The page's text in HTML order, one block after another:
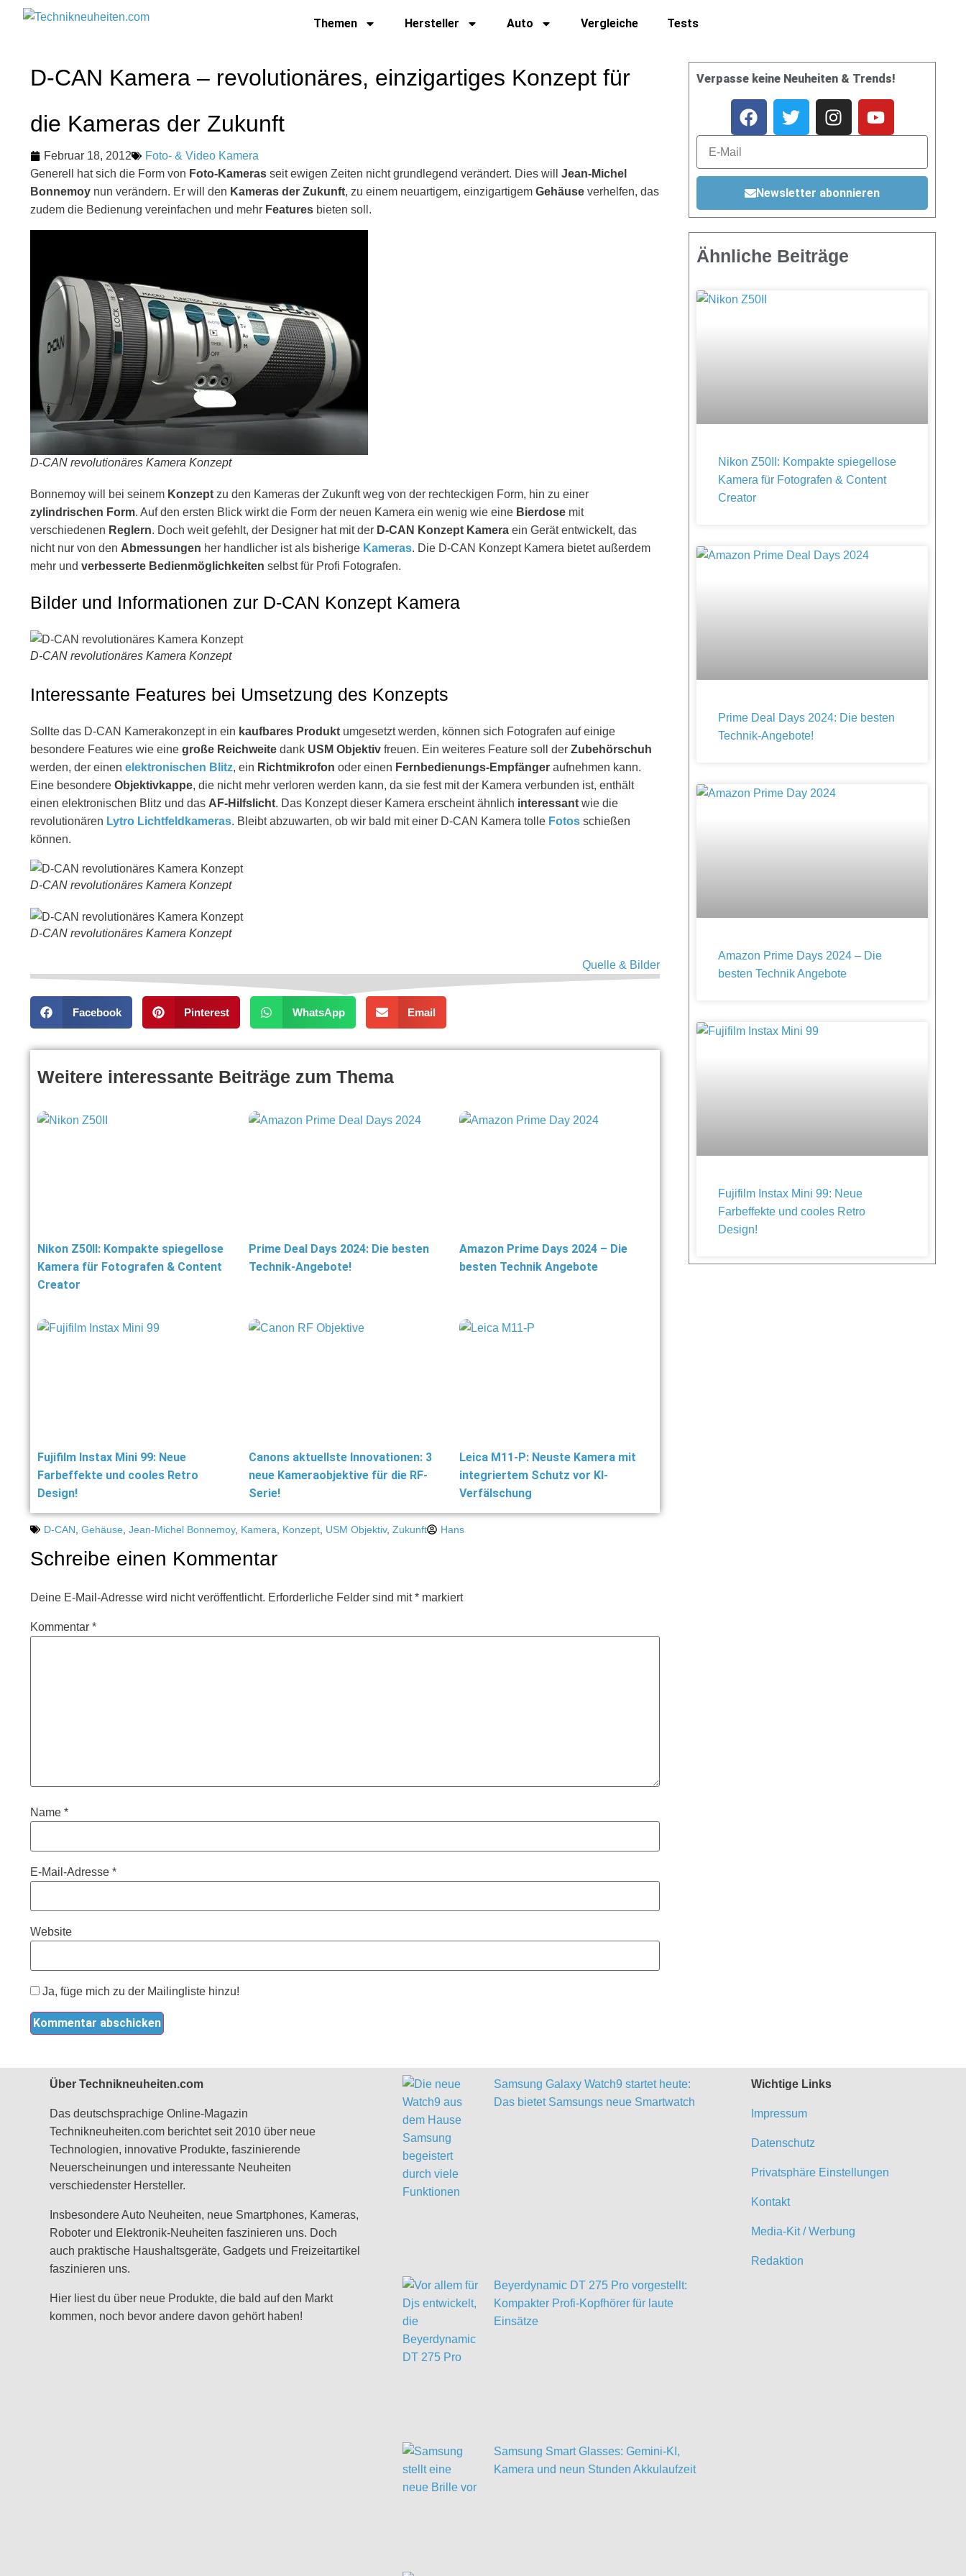
Themen Hersteller Auto Vergleiche Tests
D-CAN Kamera – revolutionäres, einzigartiges Konzept für
die Kameras der Zukunft
Februar 18, 2012
Foto- & Video Kamera
Generell hat sich die Form von Foto-Kameras seit ewigen Zeiten nicht grundlegend verändert. Dies will Jean-Michel
Bonnemoy nun verändern. Er will den Kameras der Zukunft, zu einem neuartigem, einzigartigem Gehäuse verhelfen, das
zudem die Bedienung vereinfachen und mehr Features bieten soll.
D-CAN revolutionäres Kamera Konzept
Bonnemoy will bei seinem Konzept zu den Kameras der Zukunft weg von der rechteckigen Form, hin zu einer
zylindrischen Form. Auf den ersten Blick wirkt die Form der neuen Kamera ein wenig wie eine Bierdose mit
verschiedenen Reglern. Doch weit gefehlt, der Designer hat mit der D-CAN Konzept Kamera ein Gerät entwickelt, das
nicht nur von den Abmessungen her handlicher ist als bisherige Kameras. Die D-CAN Konzept Kamera bietet außerdem
mehr und verbesserte Bedienmöglichkeiten selbst für Profi Fotografen.
Bilder und Informationen zur D-CAN Konzept Kamera
D-CAN revolutionäres Kamera Konzept
Interessante Features bei Umsetzung des Konzepts
Sollte das D-CAN Kamerakonzept in ein kaufbares Produkt umgesetzt werden, können sich Fotografen auf einige
besondere Features wie eine große Reichweite dank USM Objektiv freuen. Ein weiteres Feature soll der Zubehörschuh
werden, der einen elektronischen Blitz, ein Richtmikrofon oder einen Fernbedienungs-Empfänger aufnehmen kann.
Eine besondere Objektivkappe, die nicht mehr verloren werden kann, da sie fest mit der Kamera verbunden ist, enthält
einen elektronischen Blitz und das AF-Hilfslicht. Das Konzept dieser Kamera erscheint ähnlich interessant wie die
revolutionären Lytro Lichtfeldkameras. Bleibt abzuwarten, ob wir bald mit einer D-CAN Kamera tolle Fotos schießen
können.
D-CAN revolutionäres Kamera Konzept
D-CAN revolutionäres Kamera Konzept
Quelle & Bilder
Facebook Pinterest WhatsApp Email
Weitere interessante Beiträge zum Thema
Nikon Z50II: Kompakte spiegellose
Kamera für Fotografen & Content
Creator
Prime Deal Days 2024: Die besten
Technik-Angebote!
Amazon Prime Days 2024 – Die
besten Technik Angebote
Fujifilm Instax Mini 99: Neue
Farbeffekte und cooles Retro
Design!
Canons aktuellste Innovationen: 3
neue Kameraobjektive für die RF-
Serie!
Leica M11-P: Neuste Kamera mit
integriertem Schutz vor KI-
Verfälschung
D-CAN Gehäuse Jean-Michel Bonnemoy, Kamera Konzept USM Objektiv, Zukunft Hans
Schreibe einen Kommentar
Deine E-Mail-Adresse wird nicht veröffentlicht. Erforderliche Felder sind mit* markiert
Kommentar *
Name *
E-Mail-Adresse *
Website
Ja, füge mich zu der Mailingliste hinzu!
Verpasse keine Neuheiten & Trends!
Newsletter abonnieren
Ähnliche Beiträge
Nikon Z50II: Kompakte spiegellose
Kamera für Fotografen & Content
Creator
Prime Deal Days 2024: Die besten
Technik-Angebote!
Amazon Prime Days 2024 – Die
besten Technik Angebote
Fujifilm Instax Mini 99: Neue
Farbeffekte und cooles Retro
Design!
Über Technikneuheiten.com
Das deutschsprachige Online-Magazin
Technikneuheiten.com berichtet seit 2010 über neue
Technologien, innovative Produkte, faszinierende
Neuerscheinungen und interessante Neuheiten
verschiedenster Hersteller.
Insbesondere Auto Neuheiten, neue Smartphones, Kameras,
Roboter und Elektronik-Neuheiten faszinieren uns. Doch
auch praktische Haushaltsgeräte, Gadgets und Freizeitartikel
faszinieren uns.
Hier liest du über neue Produkte, die bald auf den Markt
kommen, noch bevor andere davon gehört haben!
Samsung Galaxy Watch9 startet heute:
Das bietet Samsungs neue Smartwatch
Beyerdynamic DT 275 Pro vorgestellt:
Kompakter Profi-Kopfhörer für laute
Einsätze
Samsung Smart Glasses: Gemini-KI,
Kamera und neun Stunden Akkulaufzeit
Wichtige Links
Impressum
Datenschutz
Privatsphäre Einstellungen
Kontakt
Media-Kit / Werbung
Redaktion